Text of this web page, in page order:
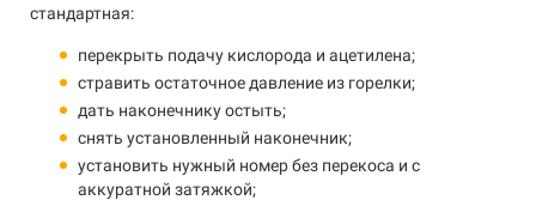
стандартная:
перекрыть подачу кислорода и ацетилена;
стравить остаточное давление из горелки;
дать наконечнику остыть;
снять установленный наконечник;
установить нужный номер без перекоса и с
аккуратной затяжкой;